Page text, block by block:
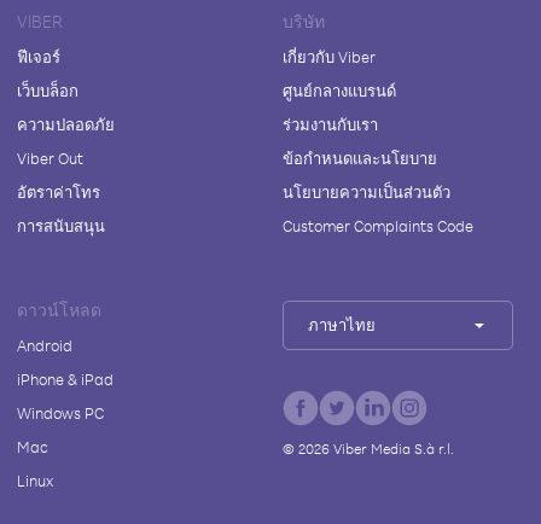
VIBER
ฟีเจอร์
เว็บบล็อก
ความปลอดภัย
Viber Out
อัตราค่าโทร
การสนับสนุน
บริษัท
เกี่ยวกับ Viber
ศูนย์กลางแบรนด์
ร่วมงานกับเรา
ข้อกำหนดและนโยบาย
นโยบายความเป็นส่วนตัว
Customer Complaints Code
ดาวน์โหลด
Android
iPhone & iPad
Windows PC
Mac
Linux
ภาษาไทย
© 2026Viber Media S.à r.l.